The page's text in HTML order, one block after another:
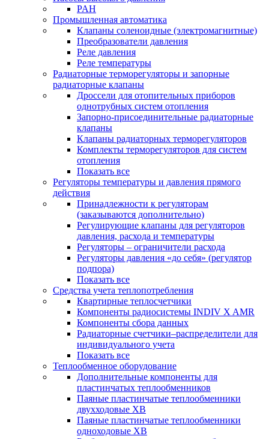
PAH
Промышленная автоматика
Клапаны соленоидные (электромагнитные)
Преобразователи давления
Реле давления
Реле температуры
Радиаторные терморегуляторы и запорные
радиаторные клапаны
Дроссели для отопительных приборов
однотрубных систем отопления
Запорно-присоединительные радиаторные
клапаны
Клапаны радиаторных терморегуляторов
Комплекты терморегуляторов для систем
отопления
Показать все
Регуляторы температуры и давления прямого
действия
Принадлежности к регуляторам
(заказываются дополнительно)
Регулирующие клапаны для регуляторов
давления, расхода и температуры
Регуляторы – ограничители расхода
Регуляторы давления «до себя» (регулятор
подпора)
Показать все
Средства учета теплопотребления
Квартирные теплосчетчики
Компоненты радиосистемы INDIV X AMR
Компоненты сбора данных
Радиаторные счетчики–распределители для
индивидуального учета
Показать все
Теплообменное оборудование
Дополнительные компоненты для
пластинчатых теплообменников
Паяные пластинчатые теплообменники
двухходовые XB
Паяные пластинчатые теплообменники
одноходовые ХВ